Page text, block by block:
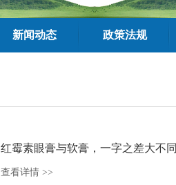
新闻动态 政策法规
红霉素眼膏与软膏，一字之差大不同
查看详情 >>